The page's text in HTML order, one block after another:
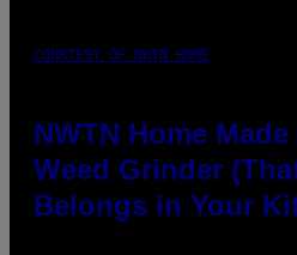
COURTESY OF NWTN HOME
NWTN Home
Weed Grinder
Belongs in Your